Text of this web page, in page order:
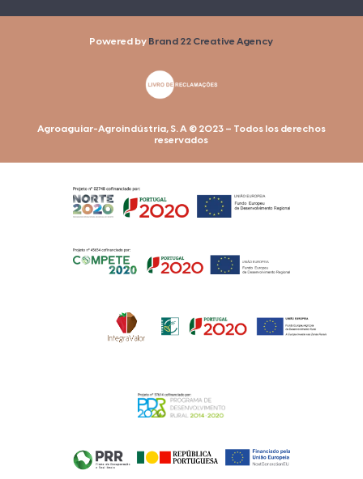
Powered by Brand 22 Creative Agency
Agroaguiar-Agroindústria, S. A © 2023 – Todos los derechos
reservados